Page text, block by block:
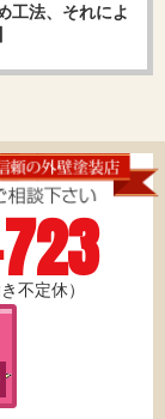
工法、それによ
不定休）